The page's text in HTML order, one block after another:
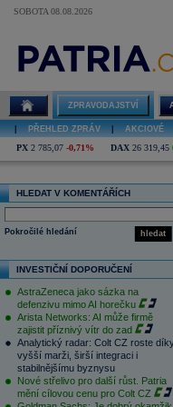
SOBOTA 08.08.2026
ZPRAVODAJSTVÍ
PŘEHLED ZPRÁV AKCIOVÉ
PX 2 785,07 -0,71% DAX 26 319,45
HLEDAT V KOMENTÁŘÍCH
hledat
Pokročilé hledání
INVESTIČNÍ DOPORUČENÍ
AstraZeneca jako sázka na
defenzivu mimo AI horečku
Arista Networks: AI může firmě
zajistit příznivý vítr do zad
Analytický radar: Colt CZ roste
vyšší marži, širší integraci i
stabilnějšímu byznysu
Nové střelivo pro další růst. Patria
mění cílovou cenu pro Colt CZ